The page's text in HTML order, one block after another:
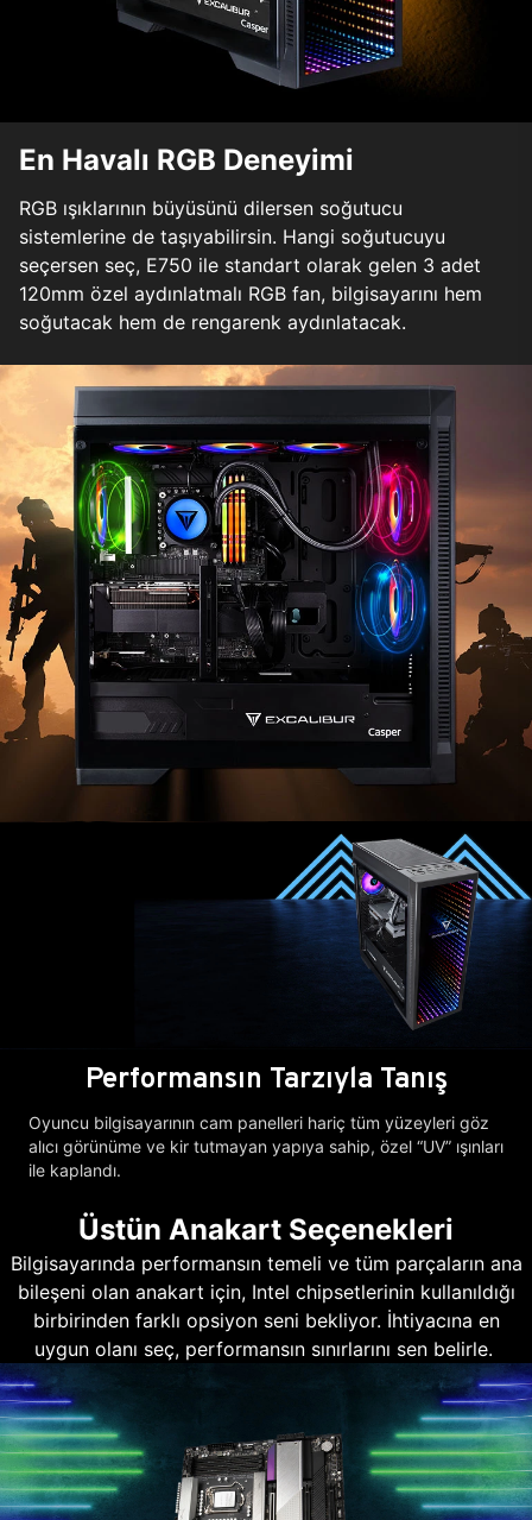
En Havalı RGB Deneyimi
RGB ışıklarının büyüsünü dilersen soğutucu
sistemlerine de taşıyabilirsin. Hangi soğutucuyu
seçersen seç, E750 ile standart olarak gelen 3 adet
120mm özel aydınlatmalı RGB fan, bilgisayarını hem
soğutacak hem de rengarenk aydınlatacak.
Performansın Tarzıyla Tanış
Oyuncu bilgisayarının cam panelleri hariç tüm yüzeyleri göz
alıcı görünüme ve kir tutmayan yapıya sahip, özel “UV” ışınları
ile kaplandı.
Üstün Anakart Seçenekleri
Bilgisayarında performansın temeli ve tüm parçaların ana
bileşeni olan anakart için, Intel chipsetlerinin kullanıldığı
birbirinden farklı opsiyon seni bekliyor. İhtiyacına en
uygun olanı seç, performansın sınırlarını sen belirle.